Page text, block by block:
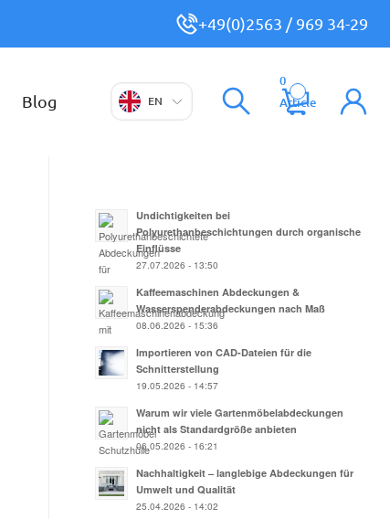
+49(0)2563 / 969 34-29
Blog EN
0
Article
Undichtigkeiten bei
Polyurethanbeschichtungen durch organische
Einflüsse
27.07.2026 - 13:50
Kaffeemaschinen Abdeckungen &
Wasserspenderabdeckungen nach Maß
08.06.2026 - 15:36
Importieren von CAD-Dateien für die
Schnitterstellung
19.05.2026 - 14:57
Warum wir viele Gartenmöbelabdeckungen
nicht als Standardgröße anbieten
06.05.2026 - 16:21
Nachhaltigkeit – langlebige Abdeckungen für
Umwelt und Qualität
25.04.2026 - 14:02